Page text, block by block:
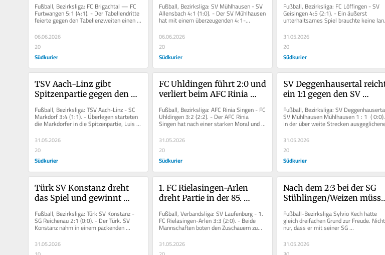
Furtwangen – mit Videos!
Fußball, Bezirksliga: FC Brigachtal — FC
Furtwangen 5:1 (4:1). - Der Tabellendritte
feierte gegen den Tabellenzweiten einen
klaren Sieg. FC...
06.06.2026
20
Südkurier
Klassenerhalt perfekt
Fußball, Bezirksliga: SV Mühlhausen - SV
Allensbach 4:1 (1:0). - Der SV Mühlhausen
hat mit einem überzeugenden 4:1-
Heimsieg gegen den SV...
06.06.2026
20
Südkurier
Löffingen
Fußball, Bezirksliga: FC Löffingen - SV
Geisingen 4:5 (2:1). - Ein äußerst
unterhaltsames Spiel brauchte keine
Anlaufzeit, ehe es das erste...
31.05.2026
20
Südkurier
TSV Aach-Linz gibt
Spitzenpartie gegen den SC
Nachspielzeit aus den
Händen
Fußball, Bezirksliga: TSV Aach-Linz - SC
Markdorf 3:4 (1:1). - Überlegen starteten
die Markdorfer in die Spitzenpartie, Luis
Webers Eckballvorlage...
31.05.2026
20
Südkurier
FC Uhldingen führt 2:0 und
verliert beim AFC Rinia
Fußball, Bezirksliga: AFC Rinia Singen - FC
Uhldingen 3:2 (2:2). - Der AFC Rinia
Singen hat nach einer starken Moral und
einer engagierten...
31.05.2026
20
Südkurier
SV Deggenhausertal
ein 1:1 gegen den SV
Fußball, Bezirksliga: SV
SV Mühlhausen Mühlhausen 1 : 1  (
In der über weite Strecken
31.05.2026
20
Südkurier
Türk SV Konstanz dreht
das Spiel und gewinnt
Waldsiedlung. Mit Videos!
Fußball, Bezirksliga: Türk SV Konstanz -
SG Reichenau 2:1 (0:0). - Der Türk. SV
Konstanz nahm in einem packenden
Bezirksligaspiel gegen die SG...
31.05.2026
1. FC Rielasingen-Arlen
dreht Partie in der 85.
3:3 von Laufenburg
hinnehmen. Mit Videos!
Fußball, Verbandsliga: SV Laufenburg - 1.
FC Rielasingen-Arlen 3:3 (2:0). - Beide
Mannschaften boten den Zuschauern zum
31.05.2026
Nach dem 2:3 bei der SG
Stühlingen/Weizen
Wunder hoffen
Fußball-Bezirksliga Sylvio Kech hatte
gleich dreifachen Grund zur Freude. Nicht
nur, dass er mit seiner SG
Stühlingen/Weizen einen knappen 3:2-
Sieg...
31.05.2026